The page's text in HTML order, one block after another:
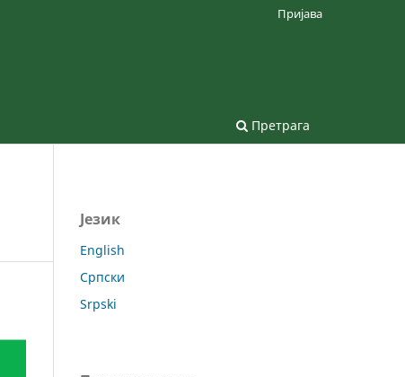
Претрага
Пријава
Језик
English
Српски
Srpski